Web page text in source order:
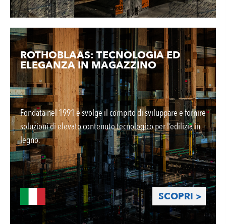
ROTHOBLAAS: TECNOLOGIA ED
ELEGANZA IN MAGAZZINO
Fondata nel 1991 e svolge il compito di sviluppare e fornire
soluzioni di elevato contenuto tecnologico per l’edilizia in
legno.
SCOPRI >